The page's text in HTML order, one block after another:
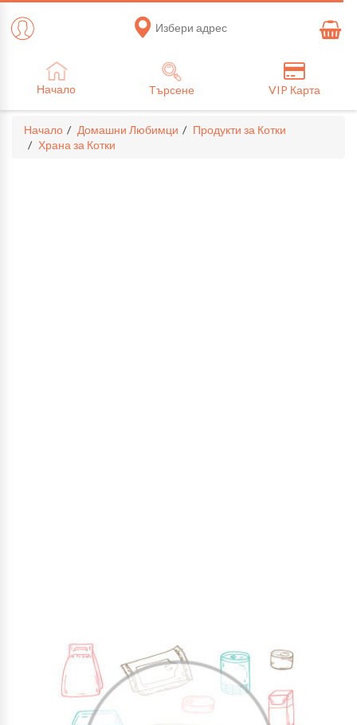
Избери адрес
Начало Търсене VIP Карта
Начало Домашни Любимци
Продукти за Котки
Храна за Котки